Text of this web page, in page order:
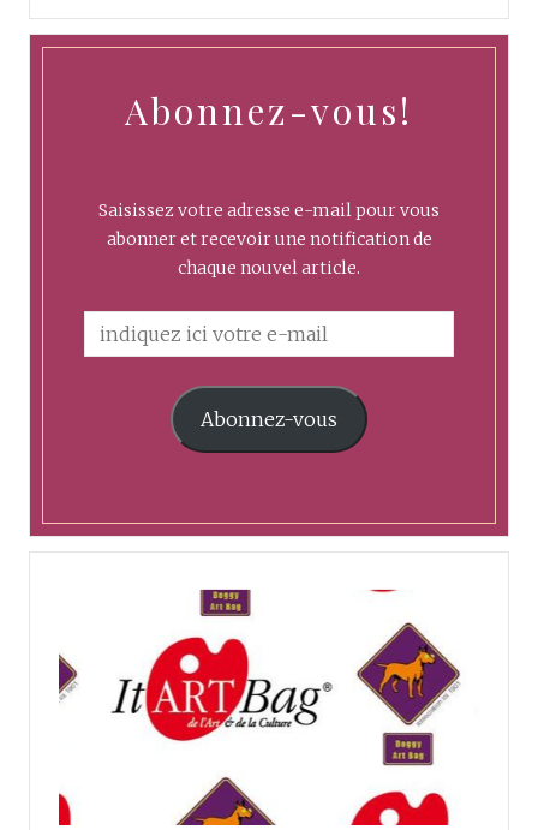
Abonnez-vous!
Saisissez votre adresse e-mail pour vous
abonner et recevoir une notification de
chaque nouvel article.
Abonnez-vous